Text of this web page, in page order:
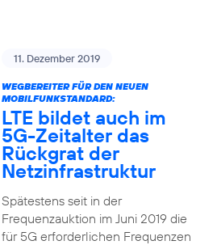
11. Dezember 2019
WEGBEREITER FÜR DEN NEUEN
MOBILFUNKSTANDARD:
LTE bildet auch im
5G-Zeitalter das
Rückgrat der
Netzinfrastruktur
Spätestens seit in der
Frequenzauktion im Juni 2019 die
für 5G erforderlichen Frequenzen